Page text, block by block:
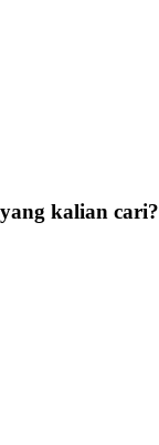
kalian cari?